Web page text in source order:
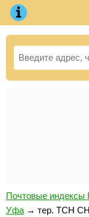
Почтовые индексы
Уфа → тер. ТСН